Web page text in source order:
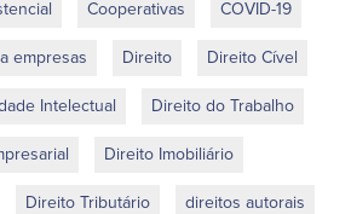
Cooperativas COVID-19
empresas Direito Direito Cível
Intelectual Direito do Trabalho
Direito Imobiliário
Direito Tributário direitos autorais